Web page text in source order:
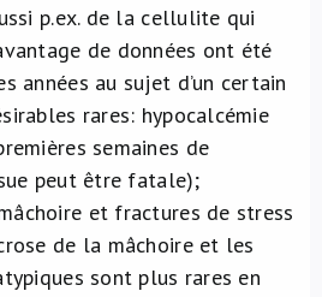
p.ex. de la cellulite qui
de données ont été
années au sujet d’un certain
rares: hypocalcémie
semaines de
peut être fatale);
et fractures de stress
de la mâchoire et les
sont plus rares en